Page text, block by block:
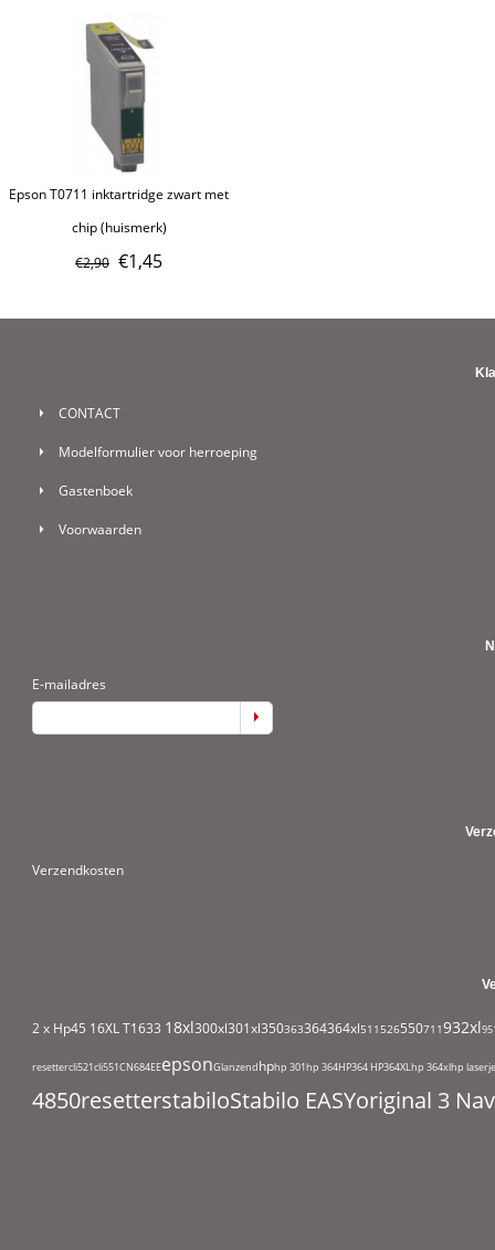
Epson T0711 inktartridge zwart met
chip (huismerk)
€2,90 €1,45
CONTACT
Modelformulier voor herroeping
Gastenboek
Voorwaarden
E-mailadres
Verzendkosten
2 x Hp45 16XL T1633 18xl300xl301xl350363364364xl511526550711932xl
resettercli521cli551CN684EEepsonGlanzendhphp 301hp 364HP364 HP364XLhp 364xlhp
4850resetterstabiloStabilo EASYoriginal 3